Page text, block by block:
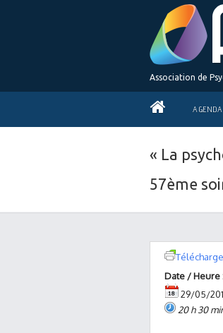
Association de
AGENDA
« La
57ème
Date / Heure
29/05/
20 h 30